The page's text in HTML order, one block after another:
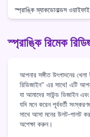
স্প্রাঙ্কি ম্যাকডোনাল্ডস
স্প্রাঙ্কি রিমেক
আপনার সঙ্গীত উৎপাদনের
রিডিজাইন" এর সাথে! এটি
যা আমাদের সাউন্ড ডিজাইন
যদি মনে করেন পূর্ববর্তী
সাথে আসা মনের উলট-পালট
অপেক্ষা করুন।